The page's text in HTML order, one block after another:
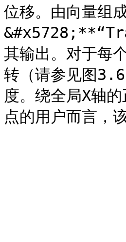
位移。由向量组
其输出。对于每
转（请参见图
度。绕全局X轴